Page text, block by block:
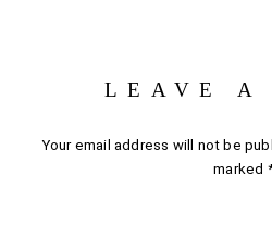
LEAVE A
Your email address will not be
marked